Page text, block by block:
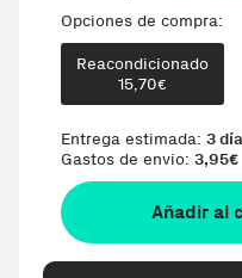
Opciones de compra:
Reacondicionado
15,70€
Entrega estimada: 3
Gastos de envio: 3,95€
Añadir al